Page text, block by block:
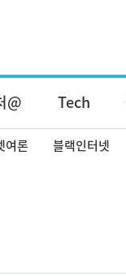
여론 블랙인터넷
@ Tech